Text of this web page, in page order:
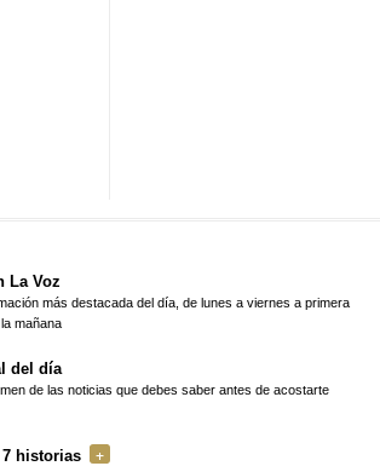
La Voz
más destacada del día, de lunes a viernes a primera
mañana
del día
de las noticias que debes saber antes de acostarte
historias